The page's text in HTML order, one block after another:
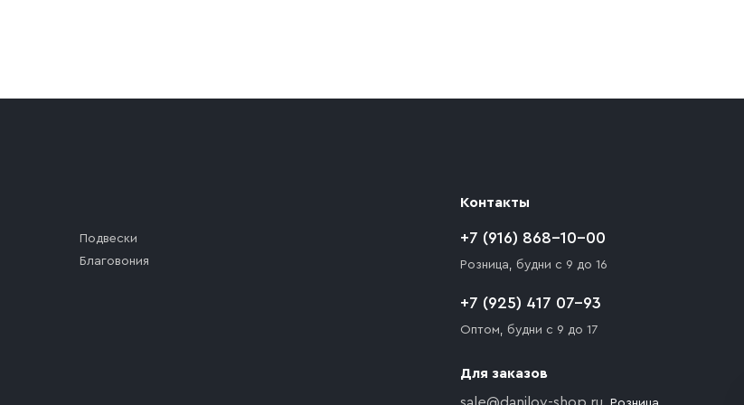
максимально близко к месту запланированной разгрузки товара и не нарушает правила
Подвески
Благовония
Контакты
+7 (916) 868-10-00
Розница, будни с 9 до 16
+7 (925) 417 07-93
Оптом, будни с 9 до 17
Для заказов